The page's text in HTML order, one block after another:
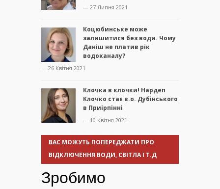
— 27 Липня 2021
Коцюбинське може
залишитися без води. Чому
Даніш не платив рік
водоканалу?
— 26 Квітня 2021
Клочка в клочки! Нардеп
Клочко стає в.о. Дубінського
в Приірпінні
— 10 Квітня 2021
ВАС МОЖУТЬ ПОПЕРЕДЖАТИ ПРО
ВІДКЛЮЧЕННЯ ВОДИ, СВІТЛА І Т.Д